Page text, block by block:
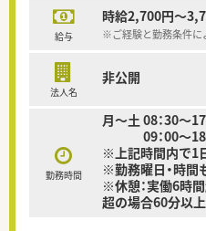
給与
時給2,700円～
※ご経験と勤務条件に
法人名
非公開
勤務時間
月～土 08：30～17
09：00～18
※上記時間内で1
※勤務曜日・時間
※休憩：実働6時
超の場合60分以上